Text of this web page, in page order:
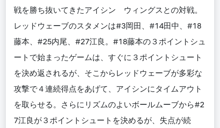
戦を勝ち抜いてきたアイシン ウィングスとの対戦。
レッドウェーブのスタメンは#3岡田、#14田中、#18
藤本、#25内尾、#27江良。#18藤本の３ポイントシュ
ートで始まったゲームは、すぐに３ポイントシュート
を決め返されるが、そこからレッドウェーブが多彩な
攻撃で４連続得点をあげて、アイシンにタイムアウト
を取らせる。さらにリズムのよいボールムーブから#2
7江良が３ポイントシュートを決めるが、失点が続